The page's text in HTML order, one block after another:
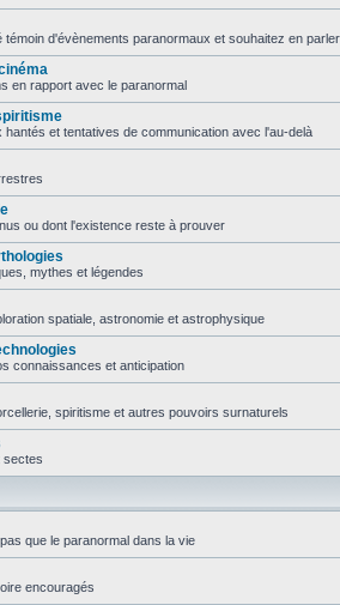
témoin d'évènements paranormaux et souhaitez en
en rapport avec le paranormal
hantés et tentatives de communication avec l'au-delà
ou dont l'existence reste à prouver
mythes et légendes
spatiale, astronomie et astrophysique
connaissances et anticipation
spiritisme et autres pouvoirs surnaturels
sectes
que le paranormal dans la vie
encouragés